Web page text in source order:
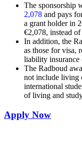
The sponsorship
2,078 and pays
a grant holder in
€2,078, instead
In addition, the
as those for visa,
liability insurance
The Radboud
not include living
international
of living and
Apply Now